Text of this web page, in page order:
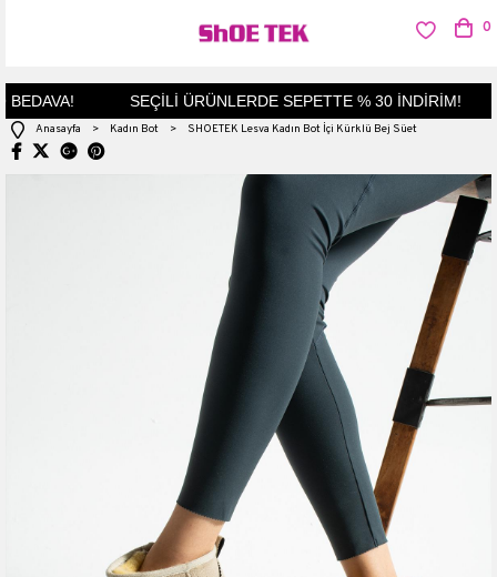
SEÇİLİ ÜRÜNLERDE SEPETTE % 30 İNDİRİM!
0
Anasayfa > Kadın Bot > SHOETEK Lesva Kadın Bot İçi Kürklü Bej Süet